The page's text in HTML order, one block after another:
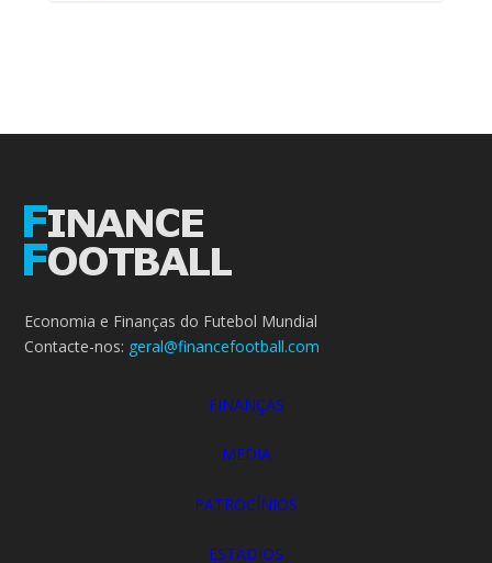
Economia e Finanças do Futebol Mundial
Contacte-nos: geral@financefootball.com
FINANÇAS
MEDIA
PATROCÍNIOS
ESTÁDIOS